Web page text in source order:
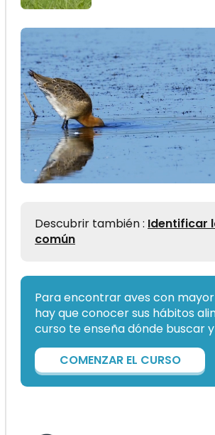
Descubrir también : Identificar
común
Para encontrar aves con
hay que conocer sus hábitos
curso te enseña dónde buscar
COMENZAR EL CURSO